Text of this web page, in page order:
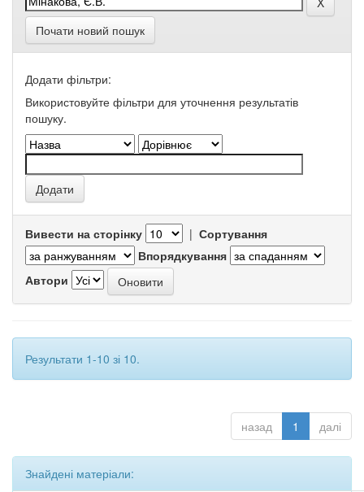
Почати новий пошук
Додати фільтри:
Використовуйте фільтри для уточнення результатів
пошуку.
Вивести на сторінку | Сортування
Впорядкування
Автори
Результати 1-10 зі 10.
назад 1 далі
Знайдені матеріали: